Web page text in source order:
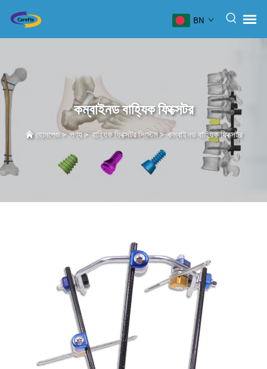
BN
কম্বাইনড বাহ্যিক ফিক্সেটর
হোমপেজ>পণ্য>বাহ্যিক ফিক্সেটর সিস্টেম>কম্বাইনড বাহ্যিক ফিক্সেটর